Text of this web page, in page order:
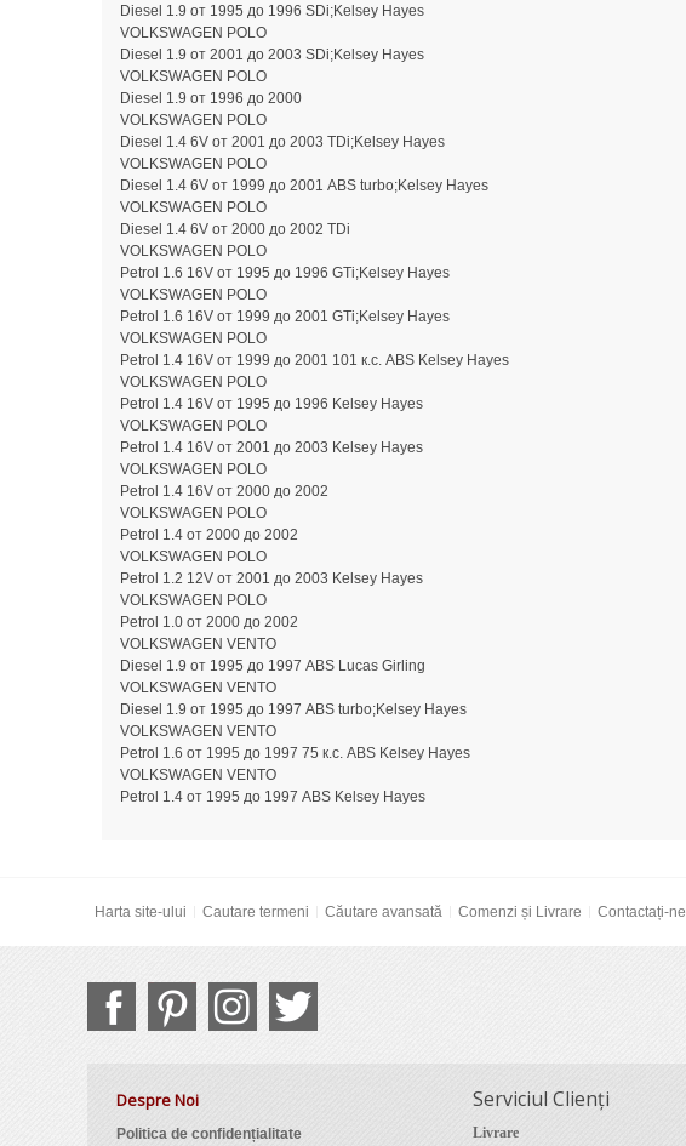
Diesel 1.9 от 1995 до 1996 SDi;Kelsey Hayes
VOLKSWAGEN POLO
Diesel 1.9 от 2001 до 2003 SDi;Kelsey Hayes
VOLKSWAGEN POLO
Diesel 1.9 от 1996 до 2000
VOLKSWAGEN POLO
Diesel 1.4 6V от 2001 до 2003 TDi;Kelsey Hayes
VOLKSWAGEN POLO
Diesel 1.4 6V от 1999 до 2001 ABS turbo;Kelsey Hayes
VOLKSWAGEN POLO
Diesel 1.4 6V от 2000 до 2002 TDi
VOLKSWAGEN POLO
Petrol 1.6 16V от 1995 до 1996 GTi;Kelsey Hayes
VOLKSWAGEN POLO
Petrol 1.6 16V от 1999 до 2001 GTi;Kelsey Hayes
VOLKSWAGEN POLO
Petrol 1.4 16V от 1999 до 2001 101 к.с. ABS Kelsey Hayes
VOLKSWAGEN POLO
Petrol 1.4 16V от 1995 до 1996 Kelsey Hayes
VOLKSWAGEN POLO
Petrol 1.4 16V от 2001 до 2003 Kelsey Hayes
VOLKSWAGEN POLO
Petrol 1.4 16V от 2000 до 2002
VOLKSWAGEN POLO
Petrol 1.4 от 2000 до 2002
VOLKSWAGEN POLO
Petrol 1.2 12V от 2001 до 2003 Kelsey Hayes
VOLKSWAGEN POLO
Petrol 1.0 от 2000 до 2002
VOLKSWAGEN VENTO
Diesel 1.9 от 1995 до 1997 ABS Lucas Girling
VOLKSWAGEN VENTO
Diesel 1.9 от 1995 до 1997 ABS turbo;Kelsey Hayes
VOLKSWAGEN VENTO
Petrol 1.6 от 1995 до 1997 75 к.с. ABS Kelsey Hayes
VOLKSWAGEN VENTO
Petrol 1.4 от 1995 до 1997 ABS Kelsey Hayes
Harta site-ului Cautare termeni Căutare avansată Comenzi și Livrare Contactați-ne
Despre Noi
Politica de confidențialitate
Serviciul Clienți
Livrare